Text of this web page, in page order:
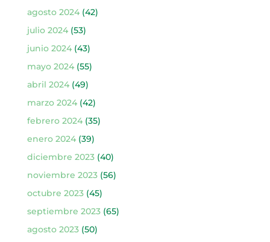
agosto 2024(42)
julio 2024(53)
junio 2024(43)
mayo 2024(55)
abril 2024(49)
marzo 2024(42)
febrero 2024(35)
enero 2024(39)
diciembre 2023(40)
noviembre 2023(56)
octubre 2023(45)
septiembre 2023(65)
agosto 2023(50)